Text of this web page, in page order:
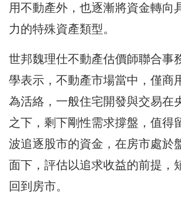
用不動產外，也逐漸將資金轉向
力的特殊資產類型。
世邦魏理仕不動產估價師聯合事
學表示，不動產市場當中，僅商
為活絡，一般住宅開發與交易在
之下，剩下剛性需求撐盤，值得
波追逐股市的資金，在房市處於
面下，評估以追求收益的前提，
回到房市。